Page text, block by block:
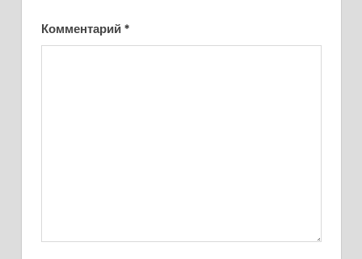
Комментарий *